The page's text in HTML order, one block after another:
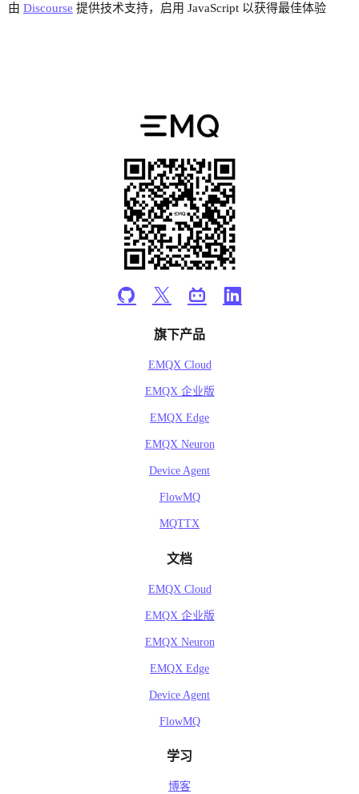
由 Discourse 提供技术支持，启用 JavaScript 以获得最佳体验
旗下产品
EMQX Cloud
EMQX 企业版
EMQX Edge
EMQX Neuron
Device Agent
FlowMQ
MQTTX
文档
EMQX Cloud
EMQX 企业版
EMQX Neuron
EMQX Edge
Device Agent
FlowMQ
学习
博客